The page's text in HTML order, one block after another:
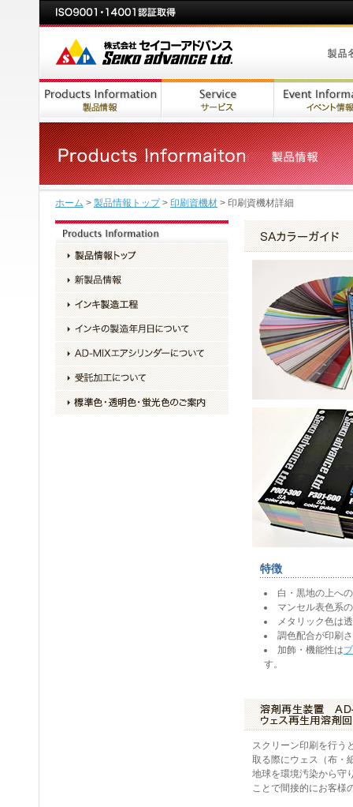
ホーム > 製品情報トップ> 印刷資機材 > 印刷資機材詳細
特徴
白・黒地の上へ
マンセル表色系
メタリック色は
調色配合が印刷
加飾・機能性は
す。
スクリーン印刷を行う
取る際にウェス（布・
地球を環境汚染から守
ことで間接的にお客様